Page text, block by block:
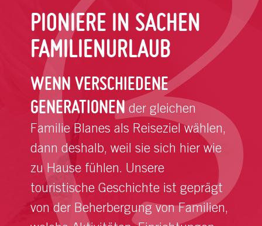
PIONIERE IN SACHEN
FAMILIENURLAUB
WENN VERSCHIEDENE
GENERATIONEN der gleichen
Familie Blanes als Reiseziel wählen,
dann deshalb, weil sie sich hier wie
zu Hause fühlen. Unsere
touristische Geschichte ist geprägt
von der Beherbergung von Familien,